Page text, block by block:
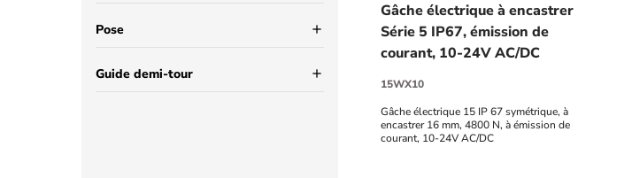
Pose add
Guide demi-tour add
Gâche électrique à encastrer
Série 5 IP67, émission de
courant, 10-24V AC/DC
15WX10
Gâche électrique 15 IP 67 symétrique, à
encastrer 16 mm, 4800 N, à émission de
courant, 10-24V AC/DC